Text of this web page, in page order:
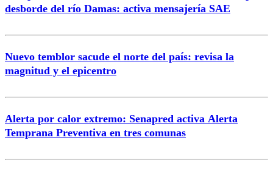
desborde del río Damas: activa mensajería SAE
Nuevo temblor sacude el norte del país: revisa la
magnitud y el epicentro
Alerta por calor extremo: Senapred activa Alerta
Temprana Preventiva en tres comunas